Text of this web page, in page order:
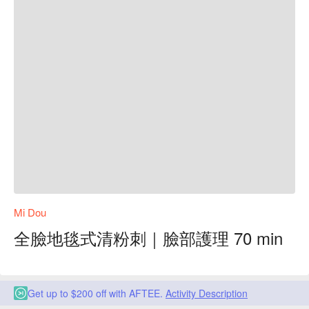
Mi Dou
全臉地毯式清粉刺｜臉部護理 70 min
Get up to $200 off with AFTEE. Activity Description